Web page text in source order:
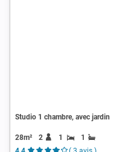
Studio 1 chambre, avec jardin
28m² 2 1
1